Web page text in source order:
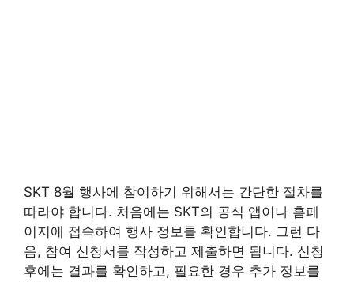
SKT 8월 행사에 참여하기 위해서는 간단한 절차를
따라야 합니다. 처음에는 SKT의 공식 앱이나 홈페
이지에 접속하여 행사 정보를 확인합니다. 그런 다
음, 참여 신청서를 작성하고 제출하면 됩니다. 신청
후에는 결과를 확인하고, 필요한 경우 추가 정보를